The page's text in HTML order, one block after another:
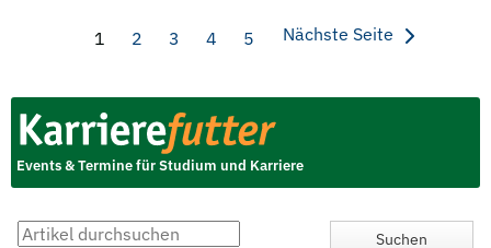
1 2 3 4 5 Nächste Seite
Events & Termine für Studium und Karriere